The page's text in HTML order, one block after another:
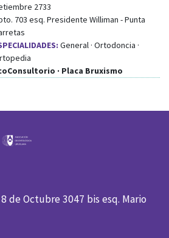
2733
703 esq. Presidente Williman -Punta
General · Ortodoncia ·
· Placa Bruxismo
de Octubre 3047 bis esq. Mario